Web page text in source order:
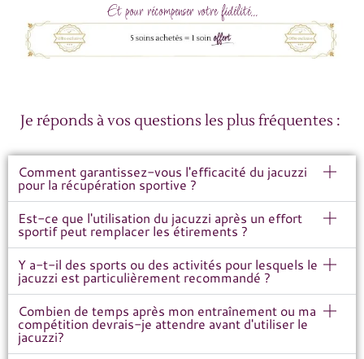
Et pour récompenser votre fidélité...
Je réponds à vos questions les plus fréquentes :
Comment garantissez-vous l'efficacité du jacuzzi
pour la récupération sportive ?
Est-ce que l'utilisation du jacuzzi après un effort
sportif peut remplacer les étirements ?
Y a-t-il des sports ou des activités pour lesquels le
jacuzzi est particulièrement recommandé ?
Combien de temps après mon entraînement ou ma
compétition devrais-je attendre avant d'utiliser le
jacuzzi?